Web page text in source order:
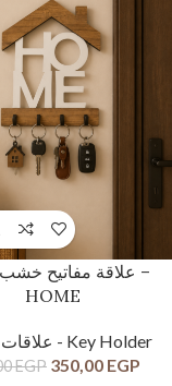
علاقة مفاتيح خشب
HOME
علاقات مفاتيح - Key Holder
EGP 350,00 EGP